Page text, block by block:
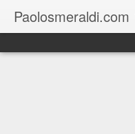
Paolosmeraldi.com